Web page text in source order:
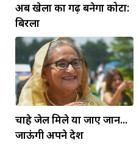
अब खेलों का गढ़ बनेगा कोटा:
बिरला
चाहे जेल मिले या जाए जान...
जाऊंगी अपने देश